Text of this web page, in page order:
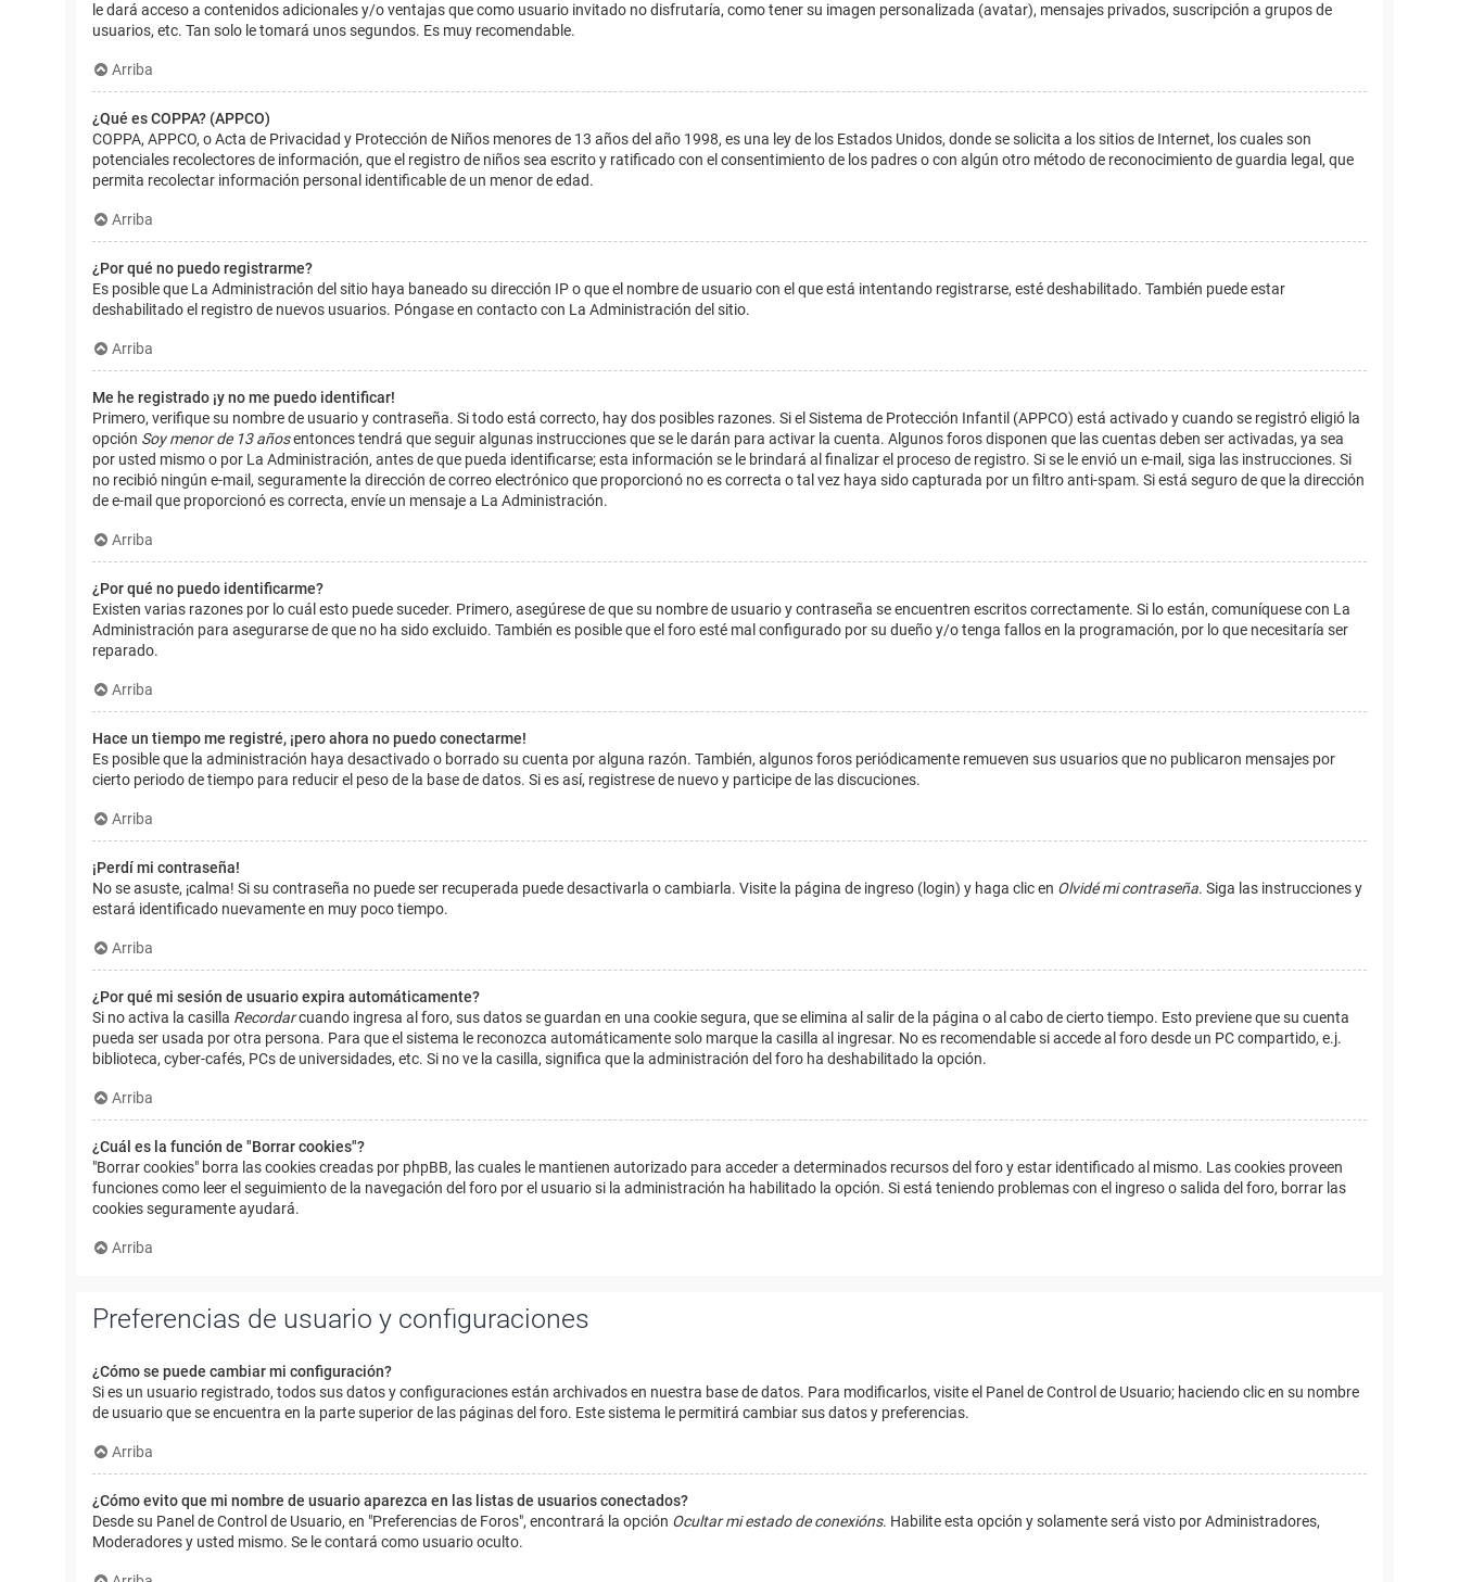
le dará acceso a contenidos adicionales y/o ventajas que como usuario invitado no disfrutaría, como tener su imagen personalizada (avatar), mensajes privados, suscripción a grupos de
usuarios, etc. Tan solo le tomará unos segundos. Es muy recomendable.
Arriba
¿Qué es COPPA? (APPCO)
COPPA, APPCO, o Acta de Privacidad y Protección de Niños menores de 13 años del año 1998, es una ley de los Estados Unidos, donde se solicita a los sitios de Internet, los cuales son
potenciales recolectores de información, que el registro de niños sea escrito y ratificado con el consentimiento de los padres o con algún otro método de reconocimiento de guardia legal, que
permita recolectar información personal identificable de un menor de edad.
Arriba
¿Por qué no puedo registrarme?
Es posible que La Administración del sitio haya baneado su dirección IP o que el nombre de usuario con el que está intentando registrarse, esté deshabilitado. También puede estar
deshabilitado el registro de nuevos usuarios. Póngase en contacto con La Administración del sitio.
Arriba
Me he registrado ¡y no me puedo identificar!
Primero, verifique su nombre de usuario y contraseña. Si todo está correcto, hay dos posibles razones. Si el Sistema de Protección Infantil (APPCO) está activado y cuando se registró eligió la
opción Soy menor de 13 añosentonces tendrá que seguir algunas instrucciones que se le darán para activar la cuenta. Algunos foros disponen que las cuentas deben ser activadas, ya sea
por usted mismo o por La Administración, antes de que pueda identificarse; esta información se le brindará al finalizar el proceso de registro. Si se le envió un e-mail, siga las instrucciones. Si
no recibió ningún e-mail, seguramente la dirección de correo electrónico que proporcionó no es correcta o tal vez haya sido capturada por un filtro anti-spam. Si está seguro de que la dirección
de e-mail que proporcionó es correcta, envíe un mensaje a La Administración.
Arriba
¿Por qué no puedo identificarme?
Existen varias razones por lo cuál esto puede suceder. Primero, asegúrese de que su nombre de usuario y contraseña se encuentren escritos correctamente. Si lo están, comuníquese con La
Administración para asegurarse de que no ha sido excluido. También es posible que el foro esté mal configurado por su dueño y/o tenga fallos en la programación, por lo que necesitaría ser
reparado.
Arriba
Hace un tiempo me registré, ¡pero ahora no puedo conectarme!
Es posible que la administración haya desactivado o borrado su cuenta por alguna razón. También, algunos foros periódicamente remueven sus usuarios que no publicaron mensajes por
cierto periodo de tiempo para reducir el peso de la base de datos. Si es así, registrese de nuevo y participe de las discuciones.
Arriba
¡Perdí mi contraseña!
No se asuste, ¡calma! Si su contraseña no puede ser recuperada puede desactivarla o cambiarla. Visite la página de ingreso (login) y haga clic en Olvidé mi contraseña. Siga las instrucciones y
estará identificado nuevamente en muy poco tiempo.
Arriba
¿Por qué mi sesión de usuario expira automáticamente?
Si no activa la casilla Recordarcuando ingresa al foro, sus datos se guardan en una cookie segura, que se elimina al salir de la página o al cabo de cierto tiempo. Esto previene que su cuenta
pueda ser usada por otra persona. Para que el sistema le reconozca automáticamente solo marque la casilla al ingresar. No es recomendable si accede al foro desde un PC compartido, e.j.
biblioteca, cyber-cafés, PCs de universidades, etc. Si no ve la casilla, significa que la administración del foro ha deshabilitado la opción.
Arriba
¿Cuál es la función de "Borrar cookies"?
"Borrar cookies" borra las cookies creadas por phpBB, las cuales le mantienen autorizado para acceder a determinados recursos del foro y estar identificado al mismo. Las cookies proveen
funciones como leer el seguimiento de la navegación del foro por el usuario si la administración ha habilitado la opción. Si está teniendo problemas con el ingreso o salida del foro, borrar las
cookies seguramente ayudará.
Arriba
Preferencias de usuario y configuraciones
¿Cómo se puede cambiar mi configuración?
Si es un usuario registrado, todos sus datos y configuraciones están archivados en nuestra base de datos. Para modificarlos, visite el Panel de Control de Usuario; haciendo clic en su nombre
de usuario que se encuentra en la parte superior de las páginas del foro. Este sistema le permitirá cambiar sus datos y preferencias.
Arriba
¿Cómo evito que mi nombre de usuario aparezca en las listas de usuarios conectados?
Desde su Panel de Control de Usuario, en "Preferencias de Foros", encontrará la opción Ocultar mi estado de conexións. Habilite esta opción y solamente será visto por Administradores,
Moderadores y usted mismo. Se le contará como usuario oculto.